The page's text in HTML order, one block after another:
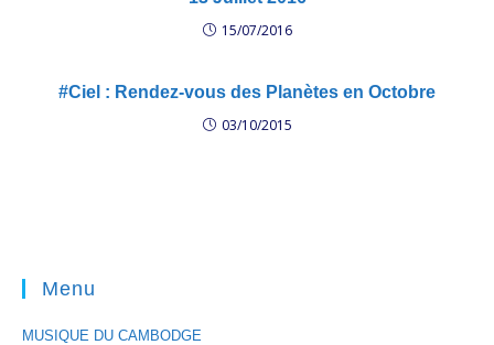
15/07/2016
#Ciel : Rendez-vous des Planètes en Octobre
03/10/2015
Menu
MUSIQUE DU CAMBODGE